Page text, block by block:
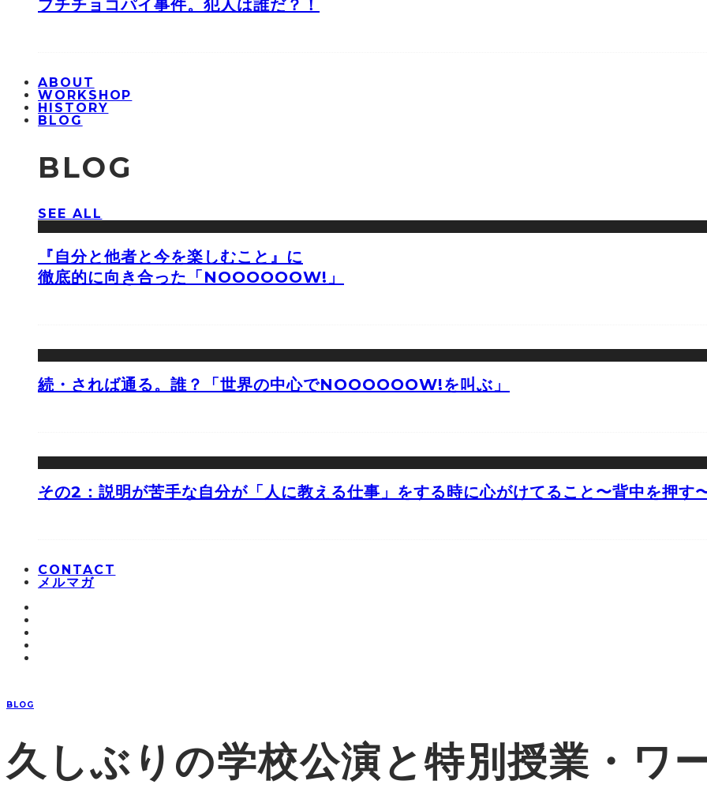
プチチョコパイ事件。犯人は誰だ？！
ABOUT
WORKSHOP
HISTORY
BLOG
BLOG
SEE ALL
『自分と他者と今を楽しむこと』に
徹底的に向き合った「NOOOOOOW!」
続・されば通る。誰？「世界の中心でNOOOOOOW!を叫ぶ」
その2：説明が苦手な自分が「人に教える仕事」をする時に心がけてること〜背中を押す
CONTACT
メルマガ
BLOG
久しぶりの学校公演と特別授業・ワ